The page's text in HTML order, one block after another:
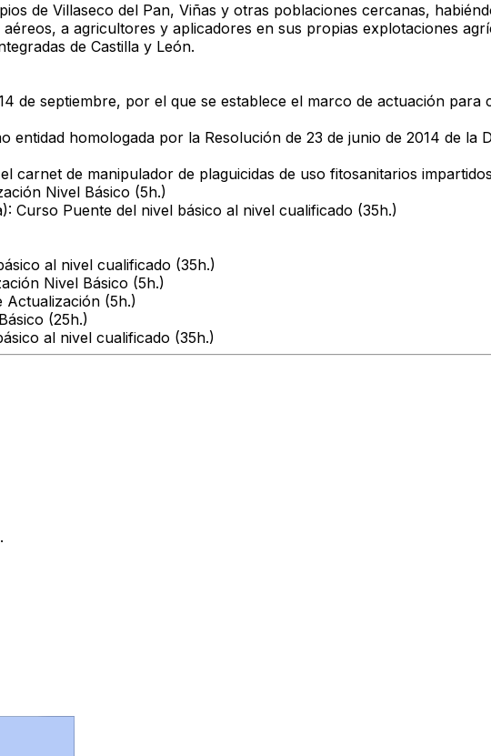
de Villaseco del Pan, Viñas y otras poblaciones cercanas,
a agricultores y aplicadores en sus propias explotaciones
de Castilla y León.
de septiembre, por el que se establece el marco de actuación
homologada por la Resolución de 23 de junio de 2014 de la
carnet de manipulador de plaguicidas de uso fitosanitarios
Nivel Básico (5h.)
Curso Puente del nivel básico al nivel cualificado (35h.)
al nivel cualificado (35h.)
Nivel Básico (5h.)
Actualización (5h.)
(25h.)
al nivel cualificado (35h.)
.